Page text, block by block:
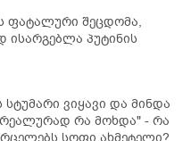
ფატალური შეცდომა,
ისარგებლა პუტინის
ვიყავი და მინდა
რა მოხდა" - რა